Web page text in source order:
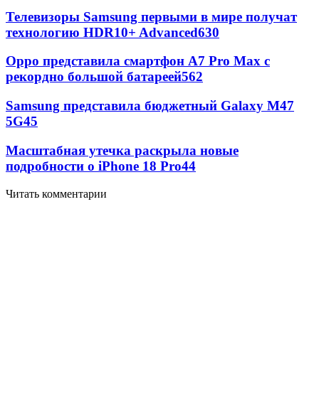
Телевизоры Samsung первыми в мире получат
технологию HDR10+ Advanced630
Oppo представила смартфон A7 Pro Max с
рекордно большой батареей562
Samsung представила бюджетный Galaxy M47
5G45
Масштабная утечка раскрыла новые
подробности о iPhone 18 Pro44
Читать комментарии